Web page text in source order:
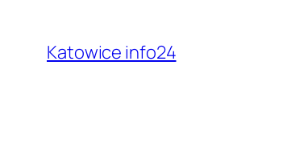
treści
Katowice info24